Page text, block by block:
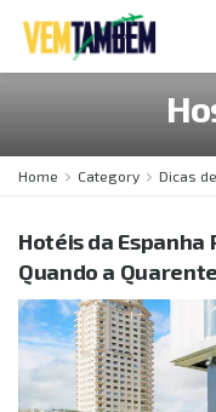
Home Category Dicas
Hotéis da Espanha
Quando a